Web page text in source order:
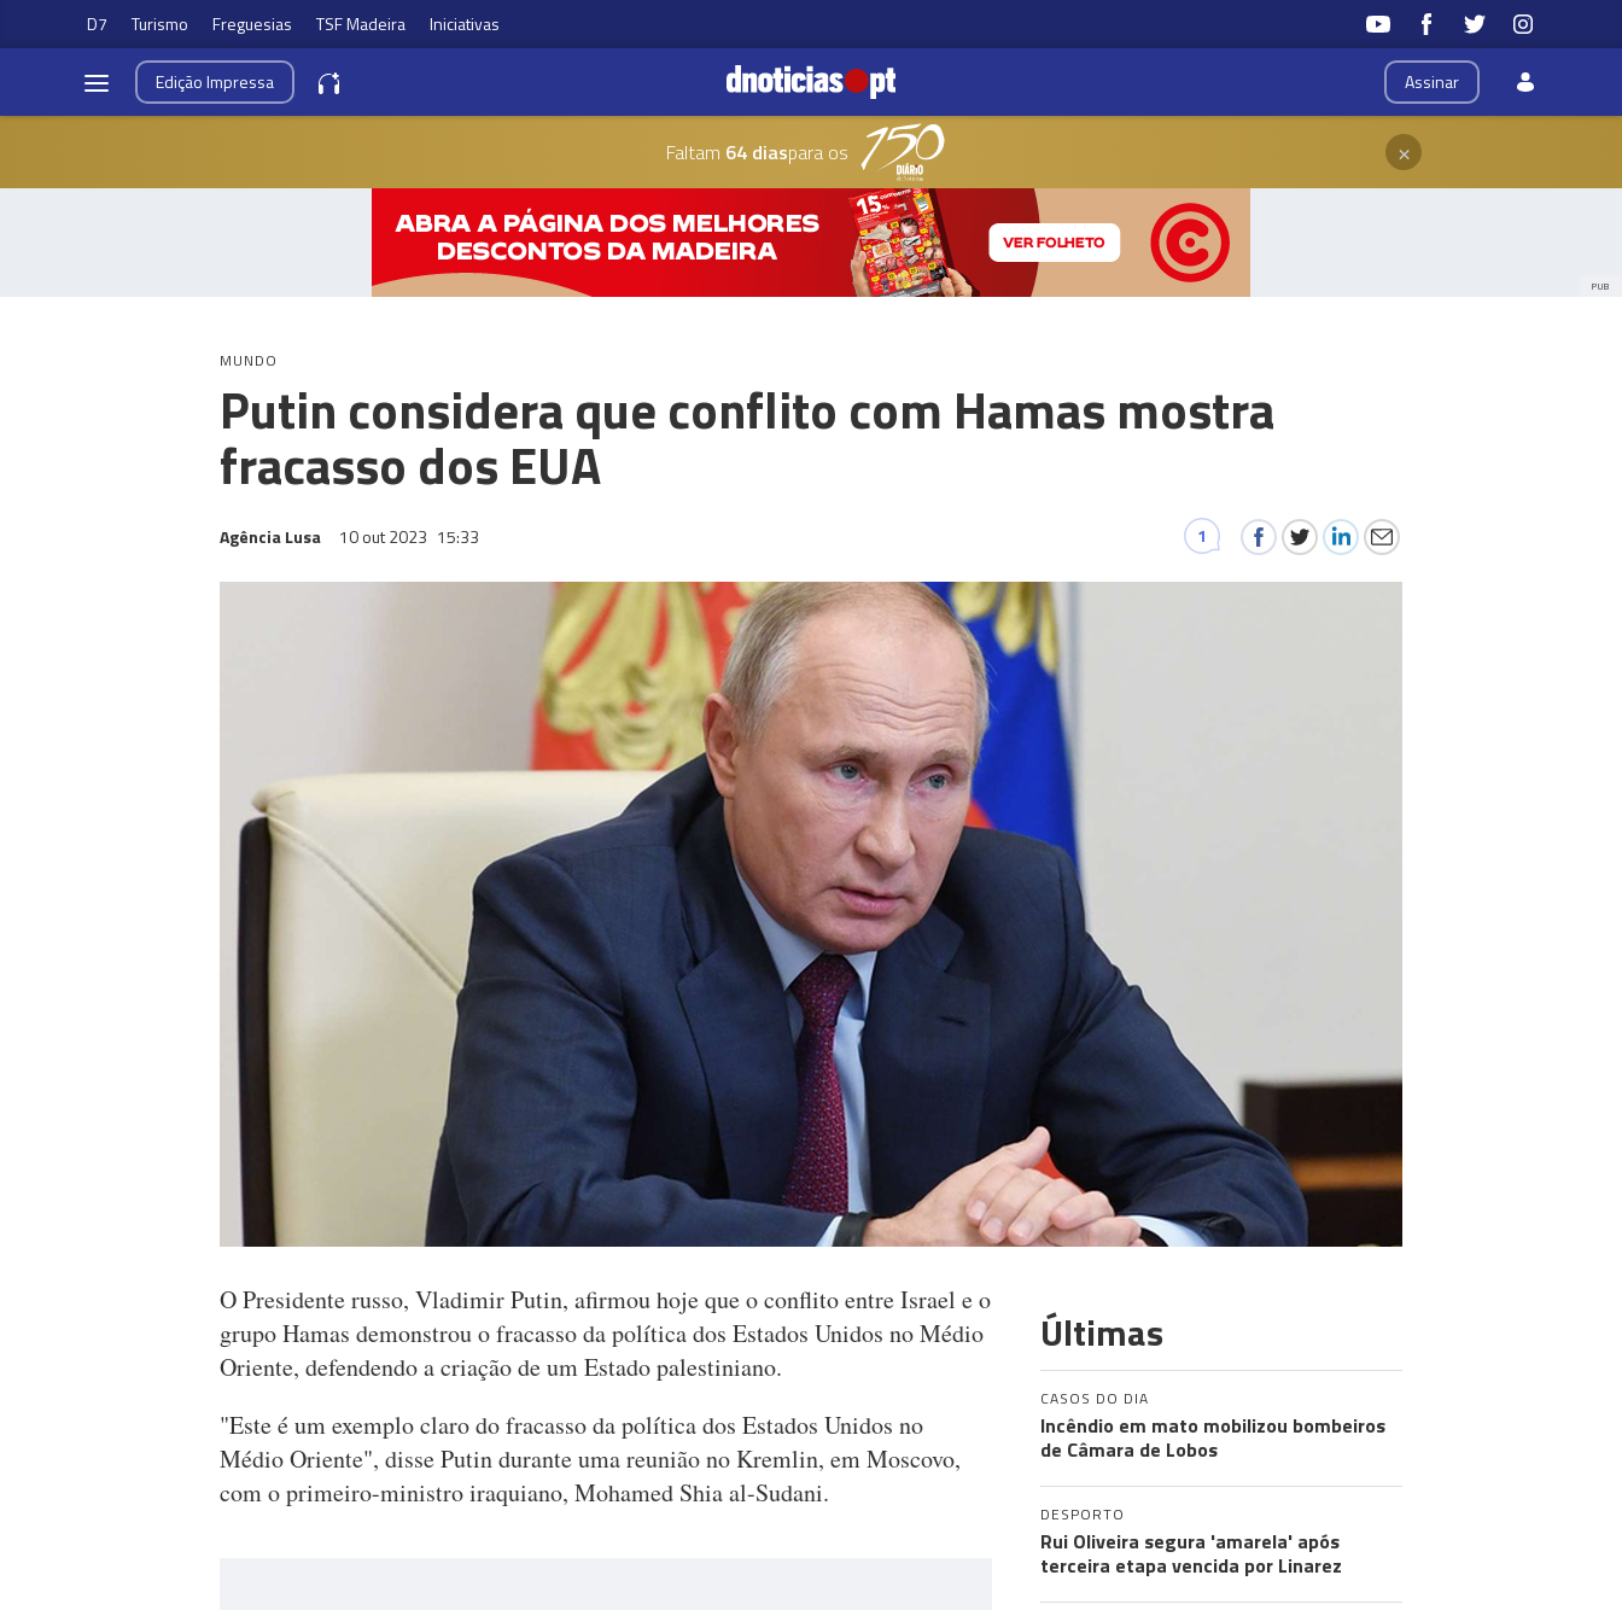
D7 Turismo Freguesias TSF Madeira Iniciativas
Assinar
EdiçãoImpressa
Faltam 64 diaspara os ×
PUB
MUNDO
Putin considera que conflito com Hamas mostra
fracasso dos EUA
Agência Lusa 10 out 2023 15:33 1
O Presidente russo, Vladimir Putin, afirmou hoje que o conflito entre Israel e o
grupo Hamas demonstrou o fracasso da política dos Estados Unidos no Médio
Oriente, defendendo a criação de um Estado palestiniano.
"Este é um exemplo claro do fracasso da política dos Estados Unidos no
Médio Oriente", disse Putin durante uma reunião no Kremlin, em Moscovo,
com o primeiro-ministro iraquiano, Mohamed Shia al-Sudani.
Últimas
CASOS DO DIA
Incêndio em mato mobilizou bombeiros
de Câmara de Lobos
DESPORTO
Rui Oliveira segura 'amarela' após
terceira etapa vencida por Linarez